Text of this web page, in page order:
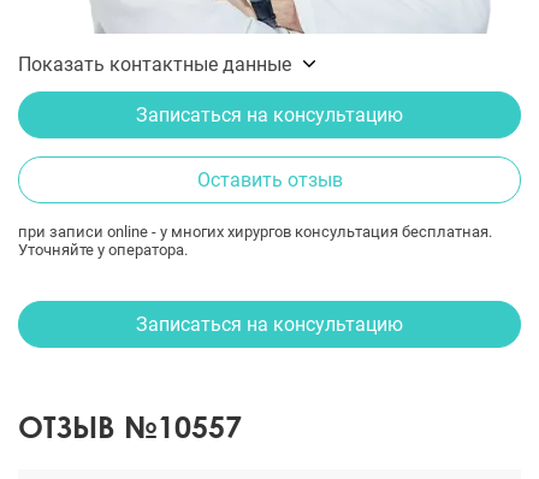
Показать контактные данные
Записаться на консультацию
Оставить отзыв
при записи online - у многих хирургов консультация бесплатная.
Уточняйте у оператора.
Записаться на консультацию
ОТЗЫВ №10557